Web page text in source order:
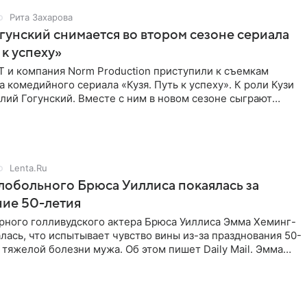
Рита Захарова
снимается во втором сезоне сериала
успеху»
и компания Norm Production приступили к съемкам
комедийного сериала «Кузя. Путь к успеху». К роли Кузи
Гогунский. Вместе с ним в новом сезоне сыграют
Lenta.Ru
Брюса Уиллиса покаялась за
50-летия
голливудского актера Брюса Уиллиса Эмма Хеминг-
что испытывает чувство вины из-за празднования 50-
тяжелой болезни мужа. Об этом пишет Daily Mail. Эмма